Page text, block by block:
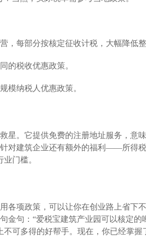
，每部分按核定征收计税，大幅降低整
的税收优惠政策。
模纳税人优惠政策。
星。它提供免费的注册地址服务，意
对建筑企业还有额外的福利——所得
门槛。
各项政策，可以让你在创业路上省下
金句：“爱税宝建筑产业园可以核定的
可多得的好帮手。现在，你已经掌握